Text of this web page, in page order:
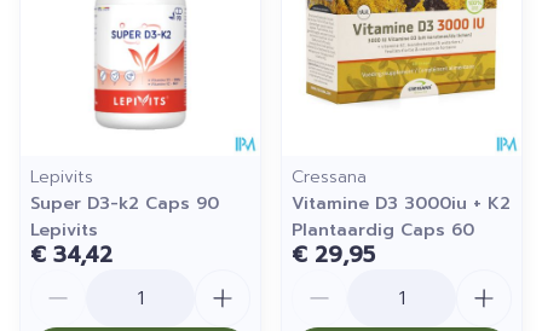
Lepivits
Super D3-k2 Caps 90
Lepivits
€ 34,42
Cressana
Vitamine D3 3000iu + K2
Plantaardig Caps 60
€ 29,95